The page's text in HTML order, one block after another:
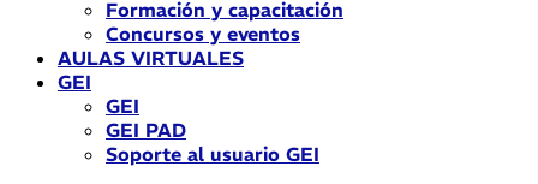
Formación y capacitación
Concursos y eventos
AULAS VIRTUALES
GEI
GEI
GEI PAD
Soporte al usuario GEI